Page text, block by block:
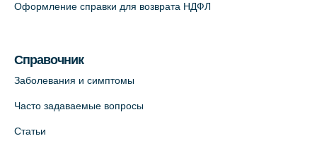
Оформление справки для возврата НДФЛ
Справочник
Заболевания и симптомы
Часто задаваемые вопросы
Статьи